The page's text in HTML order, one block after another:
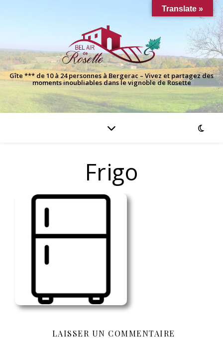
Gîte *** de 10 à 24 personnes à Bergerac – Vivez et partagez des
moments inoubliables dans le vignoble de Rosette
Frigo
LAISSER UN COMMENTAIRE
Translate »